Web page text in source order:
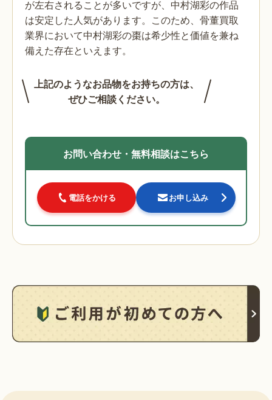
が左右されることが多いですが、中村湖彩の作品
は安定した人気があります。このため、骨董買取
業界において中村湖彩の棗は希少性と価値を兼ね
備えた存在といえます。
上記のようなお品物をお持ちの方は、
ぜひご相談ください。
お問い合わせ・無料相談はこちら
電話をかける お申し込み